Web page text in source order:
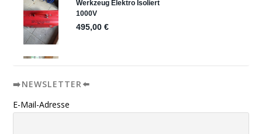
➡️NEWSLETTER⬅️
E-Mail-Adresse